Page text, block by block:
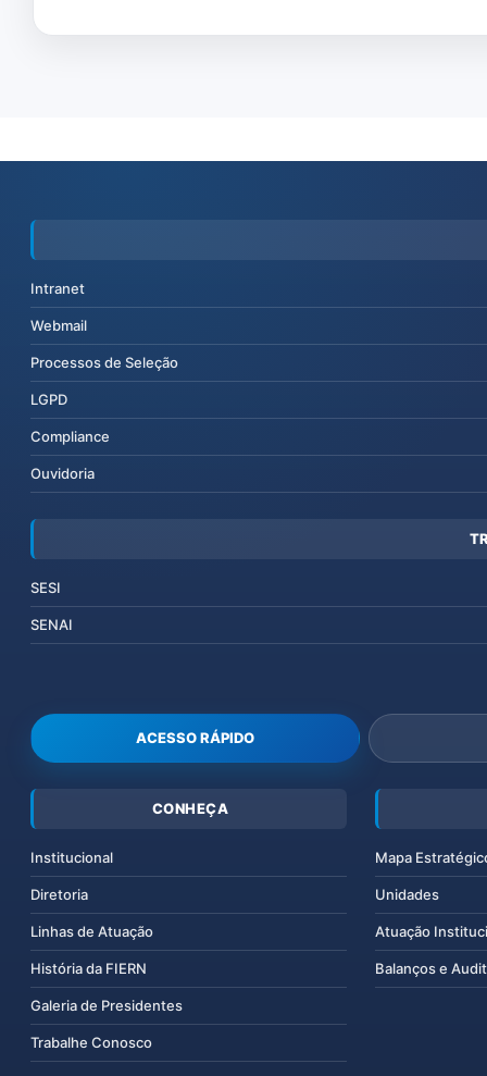
Intranet
Webmail
Processos de Seleção
LGPD
Compliance
Ouvidoria
SESI
SENAI
ACESSO RÁPIDO
CONHEÇA
Institucional
Diretoria
Linhas de Atuação
História da FIERN
Galeria de Presidentes
Trabalhe Conosco
Mapa
Unidades
Atuação
Balanços e